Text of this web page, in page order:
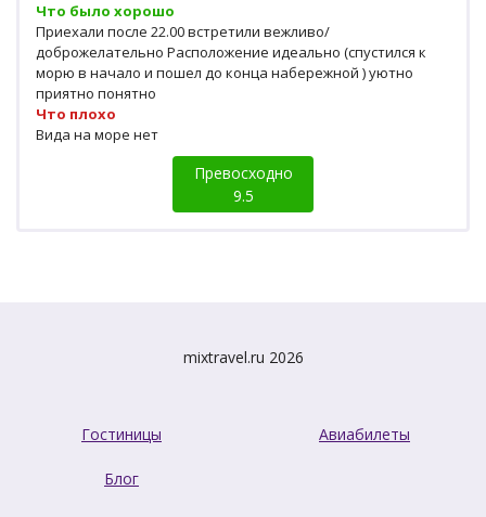
Что было хорошо
Приехали после 22.00 встретили вежливо/
доброжелательно Расположение идеально (спустился к
морю в начало и пошел до конца набережной ) уютно
приятно понятно
Что плохо
Вида на море нет
Превосходно
9.5
mixtravel.ru 2026
Гостиницы Авиабилеты
Блог